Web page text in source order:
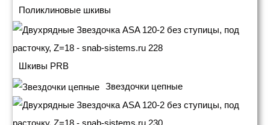
Поликлиновые шкивы
Шкивы PRB
Звездочки цепные